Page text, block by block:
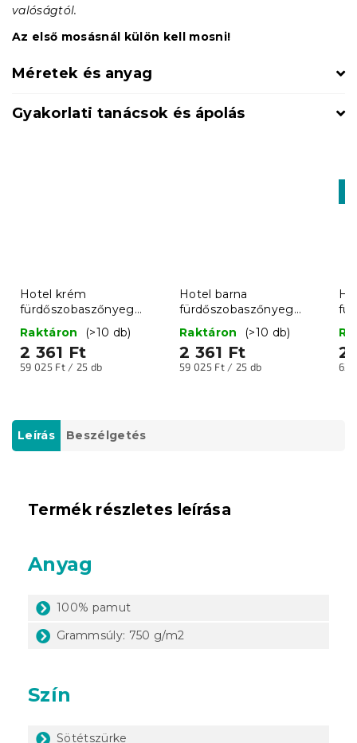
valóságtól.
Az első mosásnál külön kell mosni!
Méretek és anyag
Gyakorlati tanácsok és ápolás
Hotel krém
fürdőszobaszőnyeg
750g/m2
Raktáron (>10 db)
2 361 Ft
Egységár:
59 025 Ft / 25 db
Hotel barna
fürdőszobaszőnyeg
750g/m2
Raktáron (>10 db)
2 361 Ft
Egységár:
59 025 Ft / 25 db
2
63
Leírás Beszélgetés
Termék részletes leírása
Anyag
100% pamut
Grammsúly: 750 g/m2
Szín
Sötétszürke